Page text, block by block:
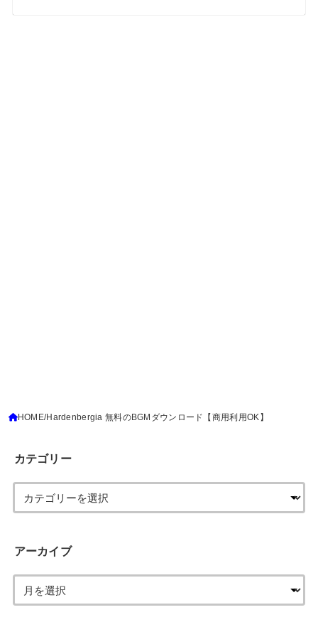
HOME Hardenbergia 無料のBGMダウンロード【商用利用OK】
カテゴリー
アーカイブ